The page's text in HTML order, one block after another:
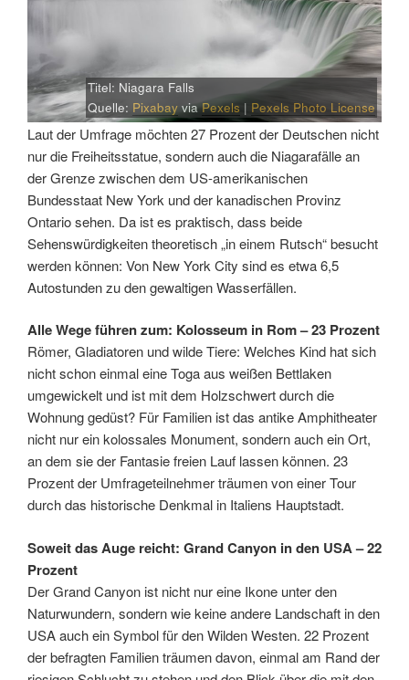
Titel: Niagara Falls
Quelle: PixabayviaPexels | Pexels Photo License
Laut der Umfrage möchten 27 Prozent der Deutschen nicht
nur die Freiheitsstatue, sondern auch die Niagarafälle an
der Grenze zwischen dem US-amerikanischen
Bundesstaat New York und der kanadischen Provinz
Ontario sehen. Da ist es praktisch, dass beide
Sehenswürdigkeiten theoretisch „in einem Rutsch“ besucht
werden können: Von New York City sind es etwa 6,5
Autostunden zu den gewaltigen Wasserfällen.
Alle Wege führen zum: Kolosseum in Rom – 23 Prozent
Römer, Gladiatoren und wilde Tiere: Welches Kind hat sich
nicht schon einmal eine Toga aus weißen Bettlaken
umgewickelt und ist mit dem Holzschwert durch die
Wohnung gedüst? Für Familien ist das antike Amphitheater
nicht nur ein kolossales Monument, sondern auch ein Ort,
an dem sie der Fantasie freien Lauf lassen können. 23
Prozent der Umfrageteilnehmer träumen von einer Tour
durch das historische Denkmal in Italiens Hauptstadt.
Soweit das Auge reicht: Grand Canyon in den USA – 22
Prozent
Der Grand Canyon ist nicht nur eine Ikone unter den
Naturwundern, sondern wie keine andere Landschaft in den
USA auch ein Symbol für den Wilden Westen. 22 Prozent
der befragten Familien träumen davon, einmal am Rand der